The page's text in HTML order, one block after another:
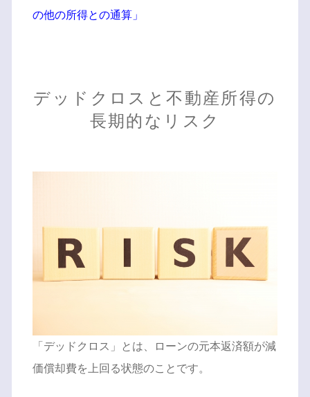
の他の所得との通算」
デッドクロスと不動産所得の
長期的なリスク
「デッドクロス」とは、ローンの元本返済額が減
価償却費を上回る状態のことです。